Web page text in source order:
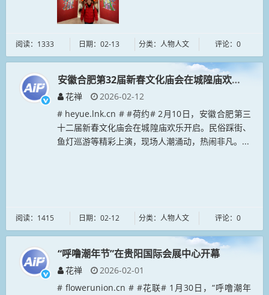
阅读：1333 日期：02-13 分类：人物人文 评论：0
安徽合肥第32届新春文化庙会在城隍庙欢乐开启
花禅
2026-02-12
# heyue.lnk.cn # #荷约# 2月10日，安徽合肥第三
十二届新春文化庙会在城隍庙欢乐开启。民俗踩街、
鱼灯巡游等精彩上演，现场人潮涌动，热闹非凡。...
阅读：1415 日期：02-12 分类：人物人文 评论：0
“呼噜潮年节”在贵阳国际会展中心开幕
花禅
2026-02-01
# flowerunion.cn # #花联# 1月30日，“呼噜潮年